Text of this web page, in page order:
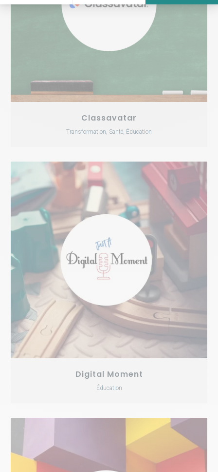
Classavatar
Transformation, Santé, Éducation
Digital Moment
Éducation